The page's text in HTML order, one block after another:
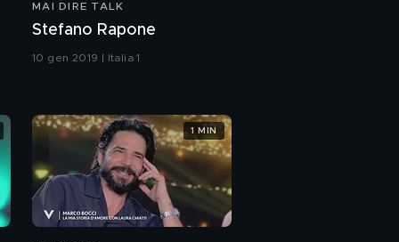
PROSSIMO VIDEO
Il premier Giuseppe
Conte
MAI DIRE TALK
Stefano Rapone
10 gen 2019 | Italia 1
1 MIN